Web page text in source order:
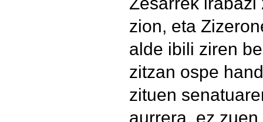
zion, eta
alde ibili ziren
zitzan ospe
zituen
aurrera, ez